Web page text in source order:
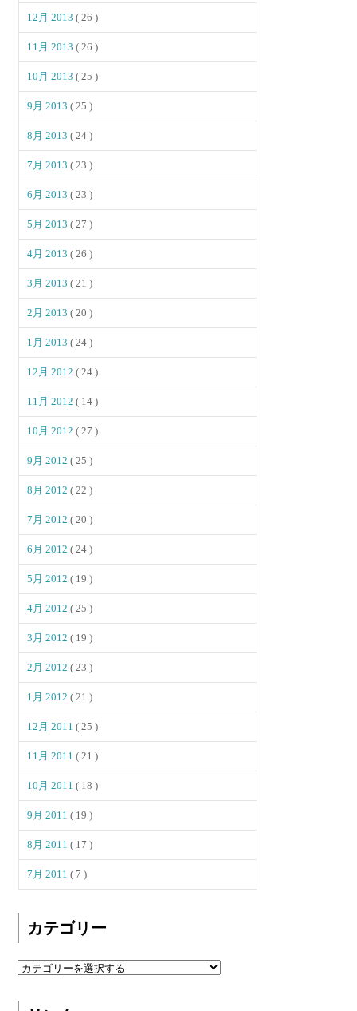
12月 2013( 26 )
11月 2013( 26 )
10月 2013( 25 )
9月 2013( 25 )
8月 2013( 24 )
7月 2013( 23 )
6月 2013( 23 )
5月 2013( 27 )
4月 2013( 26 )
3月 2013( 21 )
2月 2013( 20 )
1月 2013( 24 )
12月 2012( 24 )
11月 2012( 14 )
10月 2012( 27 )
9月 2012( 25 )
8月 2012( 22 )
7月 2012( 20 )
6月 2012( 24 )
5月 2012( 19 )
4月 2012( 25 )
3月 2012( 19 )
2月 2012( 23 )
1月 2012( 21 )
12月 2011( 25 )
11月 2011( 21 )
10月 2011( 18 )
9月 2011( 19 )
8月 2011( 17 )
7月 2011( 7 )
カテゴリー